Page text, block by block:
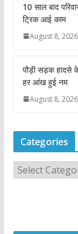
10 साल बाद
ट्रिक आई काम
August 8, 2026
पौड़ी सड़क हादसे
हर आंख हुई नम
August 8, 2026
Categories
a